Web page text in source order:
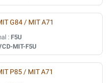
G84 / MIT A71
: F5U
MIT-F5U
P85 / MIT A71